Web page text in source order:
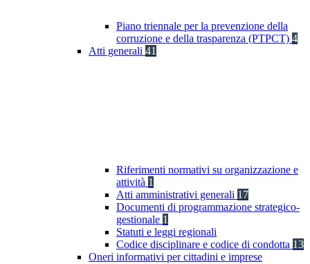
Piano triennale per la prevenzione della
corruzione e della trasparenza (PTPCT) 4
Atti generali 41
Riferimenti normativi su organizzazione e
attività 1
Atti amministrativi generali 17
Documenti di programmazione strategico-
gestionale 1
Statuti e leggi regionali
Codice disciplinare e codice di condotta 13
Oneri informativi per cittadini e imprese